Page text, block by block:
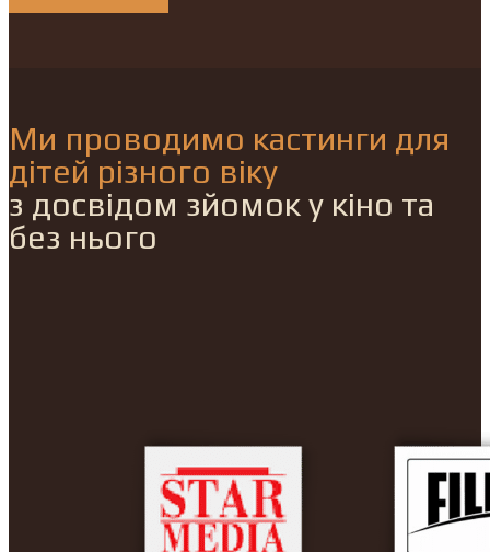
Ми проводимо кастинги для
дітей різного віку
з досвідом зйомок у кіно та
без нього